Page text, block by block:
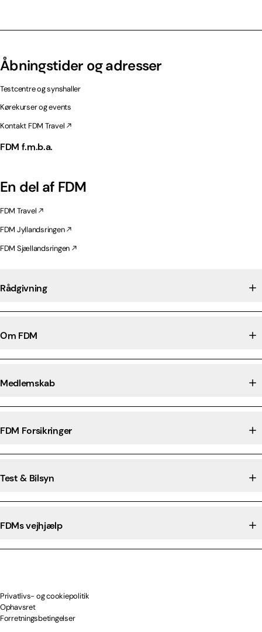
Åbningstider og adresser
Testcentre og synshaller
Kørekurser og events
Kontakt FDM Travel
FDM f.m.b.a.
En del af FDM
FDM Travel
FDM Jyllandsringen
FDM Sjællandsringen
Rådgivning
Om FDM
Medlemskab
FDM Forsikringer
Test & Bilsyn
FDMs vejhjælp
Privatlivs- og cookiepolitik
Ophavsret
Forretningsbetingelser